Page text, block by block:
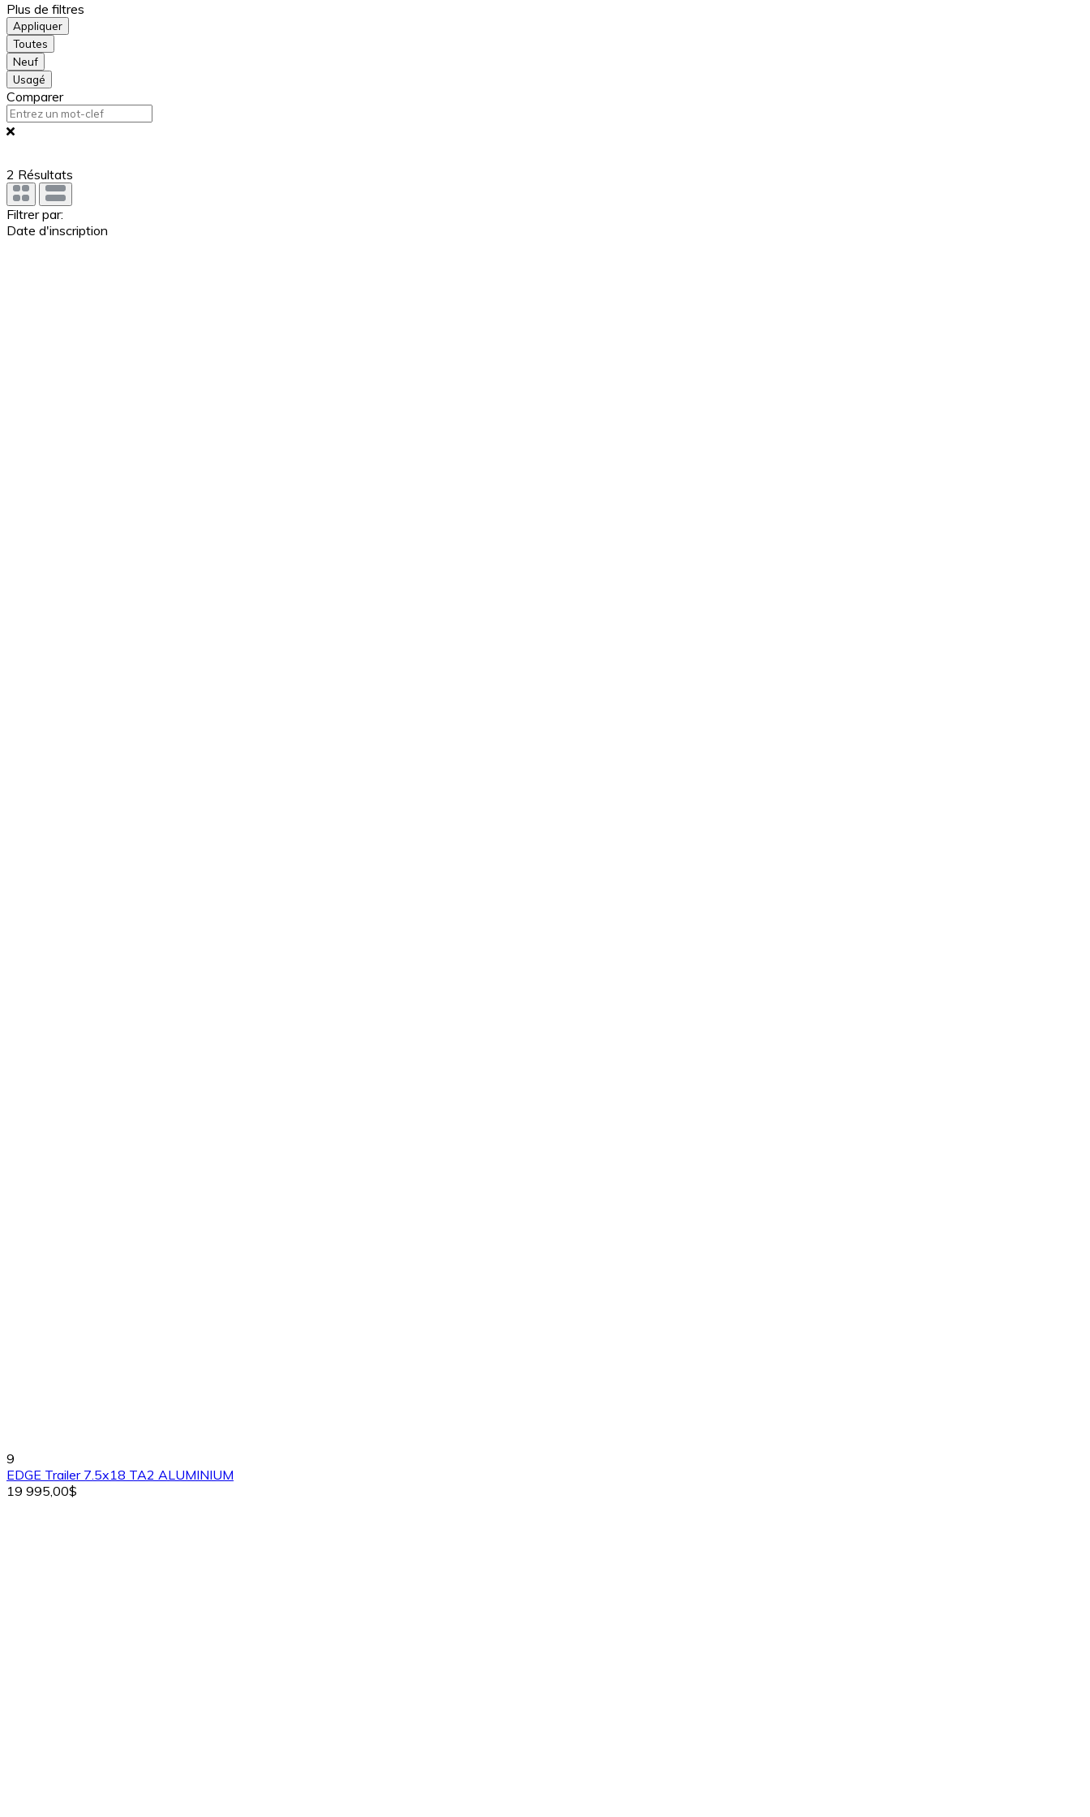
Plus de filtres
Appliquer
Toutes
Neuf
Usagé
Comparer
2 Résultats
Filtrer par:
Date d'inscription
9
EDGE Trailer 7.5x18 TA2 ALUMINIUM
19 995,00$